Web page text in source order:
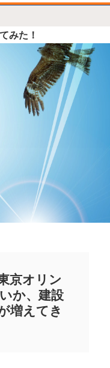
みた！
京オリン
か、建設
増えてき